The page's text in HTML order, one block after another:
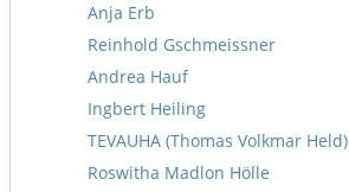
Anja Erb
Reinhold Gschmeissner
Andrea Hauf
Ingbert Heiling
TEVAUHA (Thomas Volkmar Held)
Roswitha Madlon Hölle